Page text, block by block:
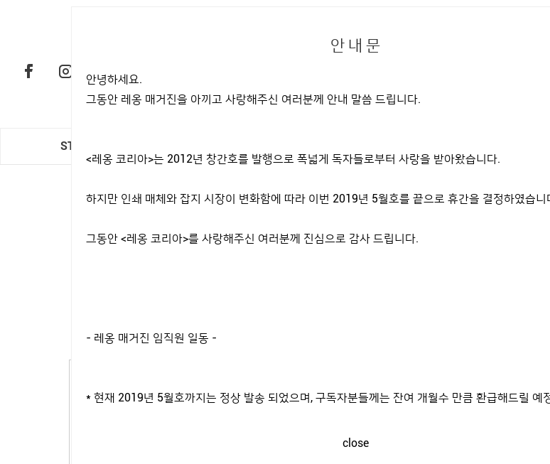
안 내 문
안녕하세요.
그동안 레옹 매거진을 아끼고 사랑해주신 여러분께 안내 말씀 드립니다.
<레옹 코리아>는 2012년 창간호를 발행으로 폭넓게 독자들로부터 사랑을 받아왔습니다.
하지만 인쇄 매체와 잡지 시장이 변화함에 따라 이번 2019년 5월호를 끝으로 휴간을 결정하였습니
그동안 <레옹 코리아>를 사랑해주신 여러분께 진심으로 감사 드립니다.
- 레옹 매거진 임직원 일동 -
* 현재 2019년 5월호까지는 정상 발송 되었으며, 구독자분들께는 잔여 개월수 만큼 환급해드릴 예
close
STYLE
주인의 취향이 담긴 멋진
복잡한 서가를 한참 헤매다 원하는 책을 고르지 못하고 나오는 경험을 해
패 확률 0%, 주인의 애호가적 취향을 담아 꾸며진 작은 서점으로 향해보세